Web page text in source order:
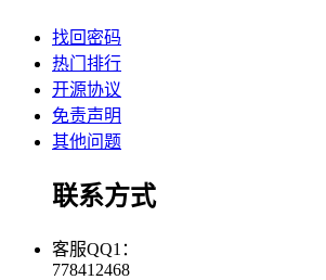
找回密码
热门排行
开源协议
免责声明
其他问题
联系方式
客服QQ1：
778412468